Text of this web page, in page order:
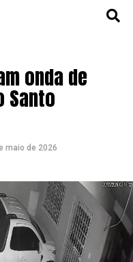
onda de
Santo
maio de 2026